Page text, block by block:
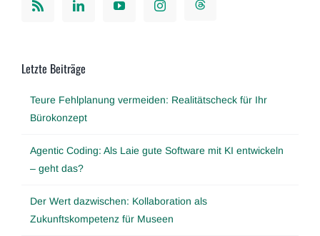
Letzte Beiträge
Teure Fehlplanung vermeiden: Realitätscheck für Ihr
Bürokonzept
Agentic Coding: Als Laie gute Software mit KI entwickeln
– geht das?
Der Wert dazwischen: Kollaboration als
Zukunftskompetenz für Museen